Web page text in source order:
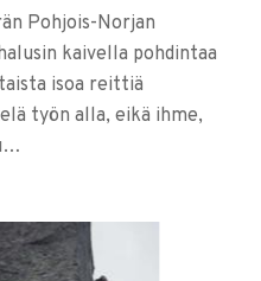
Pohjois-Norjan
kaivella pohdintaa
isoa reittiä
työn alla, eikä ihme,